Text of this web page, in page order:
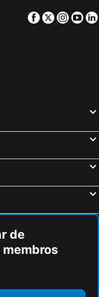
Facebook
Twitter
de